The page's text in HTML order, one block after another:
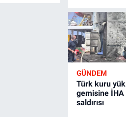
GÜNDEM
Türk kuru yük
gemisine İHA
saldırısı